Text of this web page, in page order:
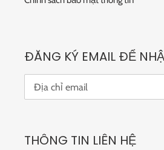
ĐĂNG KÝ EMAIL ĐỂ
THÔNG TIN LIÊN HỆ